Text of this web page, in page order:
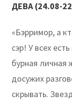
ДЕВА (24.08-
«Бэрримор, а
сэр! У всех
бурная личная
досужих
скрывать.